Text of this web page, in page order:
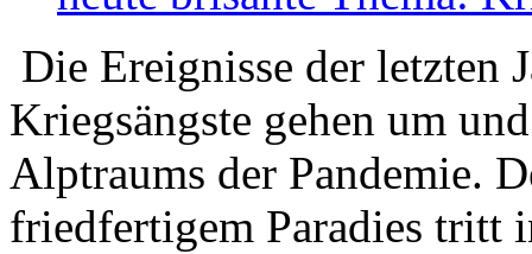
Die Ereignisse der letzten
Kriegsängste gehen um
Alptraums der Pandemie.
friedfertigem Paradies tritt